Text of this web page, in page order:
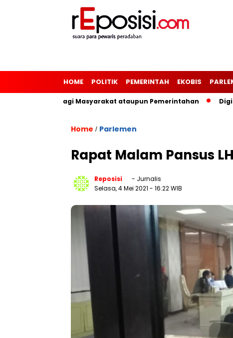
HOME POLITIK PEMERINTAH EKOBIS
Bagi Masyarakat ataupun Pemerintahan
Home / Parlemen
Rapat Malam Pansus
Reposisi
- Jurnalis
Selasa, 4 Mei 2021 - 16:22 WIB